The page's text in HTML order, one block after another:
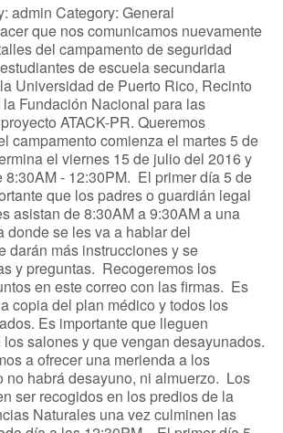
admin Category: General
que nos comunicamos nuevamente
del campamento de seguridad
de escuela secundaria
Universidad de Puerto Rico, Recinto
Fundación Nacional para las
ATACK-PR. Queremos
campamento comienza el martes 5 de
el viernes 15 de julio del 2016 y
8:30AM - 12:30PM. El primer día 5 de
que los padres o guardián legal
asistan de 8:30AM a 9:30AM a una
donde se les va a hablar del
darán más instrucciones y se
y preguntas. Recogeremos los
en este correo con las firmas. Es
copia del plan médico y todos los
Es importante que lleguen
salones y que vengan desayunados.
a ofrecer una merienda a los
no habrá desayuno, ni almuerzo. Los
ser recogidos en los predios de la
Naturales una vez culminen las